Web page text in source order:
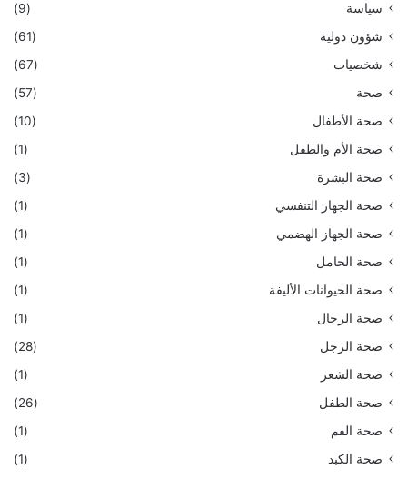
سياسة
(9)
شؤون دولية
(61)
شخصيات
(67)
صحة
(57)
صحة الأطفال
(10)
صحة الأم والطفل
(1)
صحة البشرة
(3)
صحة الجهاز التنفسي
(1)
صحة الجهاز الهضمي
(1)
صحة الحامل
(1)
صحة الحيوانات الأليفة
(1)
صحة الرجال
(1)
صحة الرجل
(28)
صحة الشعر
(1)
صحة الطفل
(26)
صحة الفم
(1)
صحة الكبد
(1)